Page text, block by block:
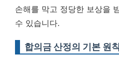
손해를 막고 정당한 보상을
수 있습니다.
합의금 산정의 기본 원